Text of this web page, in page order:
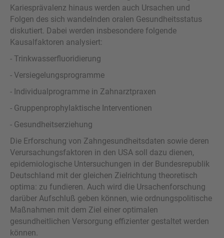
Kariesprävalenz hinaus werden auch Ursachen und
Folgen des sich wandelnden oralen Gesundheitsstatus
diskutiert. Dabei werden insbesondere folgende
Kausalfaktoren analysiert:
- Trinkwasserfluoridierung
- Versiegelungsprogramme
- Individualprogramme in Zahnarztpraxen
- Gruppenprophylaktische Interventionen
- Gesundheitserziehung
Die Erforschung von Zahngesundheitsdaten sowie deren
Verursachungsfaktoren in den USA soll dazu dienen,
epidemiologische Untersuchungen in der Bundesrepublik
Deutschland mit der gleichen Zielrichtung theoretisch
optima: zu fundieren. Auch wird die Ursachenforschung
darüber Aufschluß geben können, wie ordnungspolitische
Maßnahmen mit dem Ziel einer optimalen
gesundheitlichen Versorgung effizienter gestaltet werden
können.